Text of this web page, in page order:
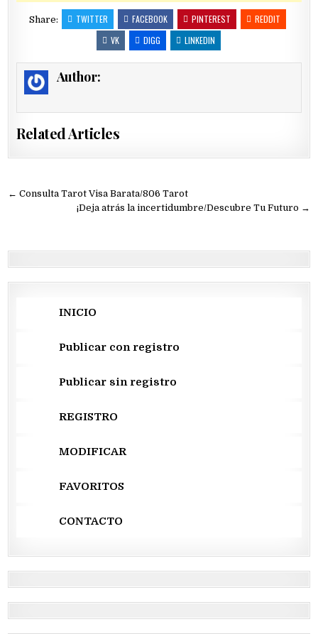
Share: TWITTER FACEBOOK PINTEREST
REDDIT
VK
DIGG LINKEDIN
Author:
Related Articles
Navegación
← Consulta Tarot Visa Barata/806 Tarot
¡Deja atrás la incertidumbre/Descubre Tu Futuro →
INICIO
Publicar con registro
Publicar sin registro
REGISTRO
MODIFICAR
FAVORITOS
CONTACTO